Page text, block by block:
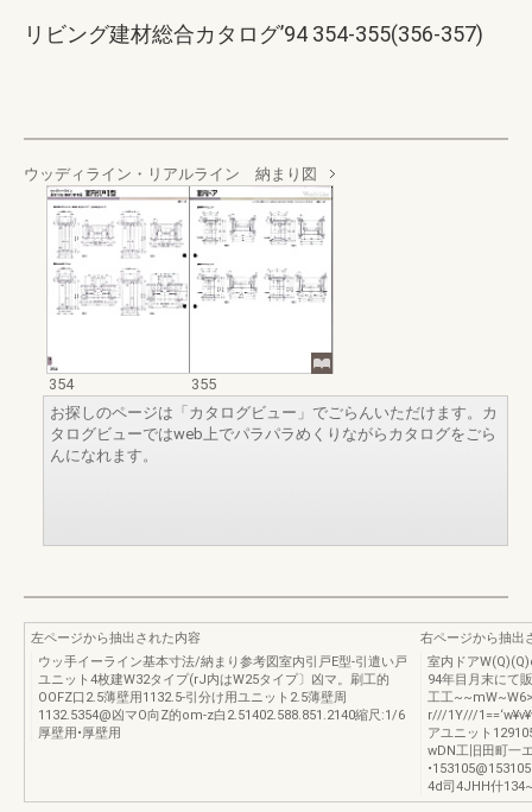
リビング建材総合カタログ’94 354-355(356-357)
ウッディライン・リアルライン 納まり図
354
355
お探しのページは「カタログビュー」でごらんいただけます。カ
タログビューではweb上でパラパラめくりながらカタログをごら
んになれます。
左ページから抽出された内容
ウッ手イーライン基本寸法/納まり参考図室内引戸E型-引遣い戸
ユニット4枚建W32タイプ(rJ内はW25タイプ〕凶マ。刷工的
OOFZ口2.5薄壁用1132.5-引分け用ユニット2.5薄壁周
1132.5354@凶マO向Z的om-z白2.51402.588.851.2140縮尺:1/6
厚壁用•厚壁用
右ページから抽出
室内ドア
94年目月末にて
工工
r///1Y///
アユニット
wDN工旧田町一
4d司4JHH什